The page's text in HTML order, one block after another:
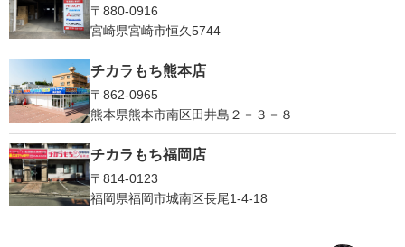
〒880-0916
宮崎県宮崎市恒久5744
チカラもち熊本店
〒862-0965
熊本県熊本市南区田井島２－３－８
チカラもち福岡店
〒814-0123
福岡県福岡市城南区長尾1‐4‐18